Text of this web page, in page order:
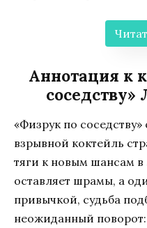
Аннотация к
«Физрук по
взрывной коктейль
тяги к новым шансам
оставляет шрамы, а
привычкой, судьба
неожиданный